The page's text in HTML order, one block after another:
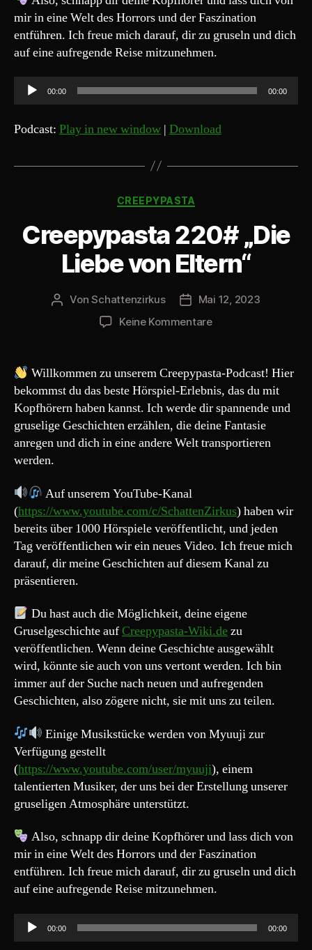
mir in eine Welt des Horrors und der Faszination
entführen. Ich freue mich darauf, dir zu gruseln und dich
auf eine aufregende Reise mitzunehmen.
u
d
00:00 00:00
Podcast: Play in new window | Download
Kategorien
CREEPYPASTA
Creepypasta 220# „Die
Liebe von Eltern“
Beitragsautor
VonSchattenzirkus Beitragsdatum
Mai 12, 2023
Keine Kommentarezu
„Die
von
Eltern“
Willkommen zu unserem Creepypasta-Podcast! Hier
bekommst du das beste Hörspiel-Erlebnis, das du mit
Kopfhörern haben kannst. Ich werde dir spannende und
gruselige Geschichten erzählen, die deine Fantasie
anregen und dich in eine andere Welt transportieren
werden.
Auf unserem YouTube-Kanal
(https://www.youtube.com/c/SchattenZirkus) haben wir
bereits über 1000 Hörspiele veröffentlicht, und jeden
Tag veröffentlichen wir ein neues Video. Ich freue mich
darauf, dir meine Geschichten auf diesem Kanal zu
präsentieren.
Du hast auch die Möglichkeit, deine eigene
Gruselgeschichte aufCreepypasta-Wiki.dezu
veröffentlichen. Wenn deine Geschichte ausgewählt
wird, könnte sie auch von uns vertont werden. Ich bin
immer auf der Suche nach neuen und aufregenden
Geschichten, also zögere nicht, sie mit uns zu teilen.
Einige Musikstücke werden von Myuuji zur
Verfügung gestellt
(https://www.youtube.com/user/myuuji), einem
talentierten Musiker, der uns bei der Erstellung unserer
gruseligen Atmosphäre unterstützt.
Also, schnapp dir deine Kopfhörer und lass dich von
mir in eine Welt des Horrors und der Faszination
entführen. Ich freue mich darauf, dir zu gruseln und dich
auf eine aufregende Reise mitzunehmen.
u
00:00 00:00